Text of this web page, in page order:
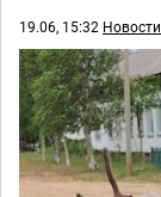
19.06, 15:32 Новости